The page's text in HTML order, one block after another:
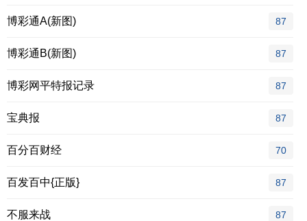
博彩通A(新图) 87
博彩通B(新图) 87
博彩网平特报记录 87
宝典报 87
百分百财经 70
百发百中{正版} 87
不服来战 87